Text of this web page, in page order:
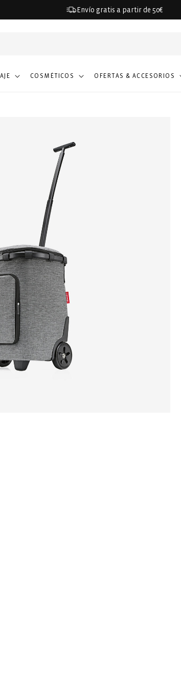
Envío gratis a partir de 50€
COSMÉTICOS OFERTAS & ACCESORIOS